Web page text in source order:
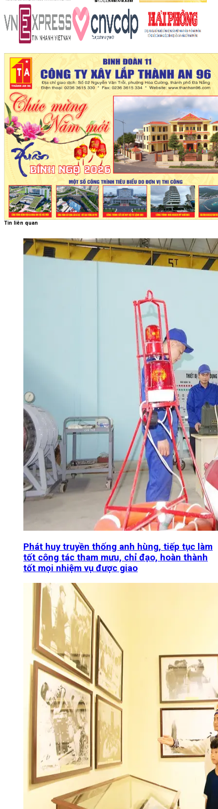
Tin liên quan
Phát huy truyền thống anh hùng, tiếp tục làm
tốt công tác tham mưu, chỉ đạo, hoàn thành
tốt mọi nhiệm vụ được giao